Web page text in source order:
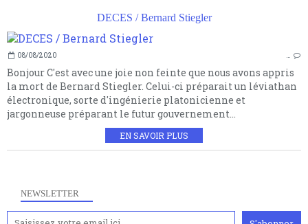
DECES / Bernard Stiegler
08/08/2020 …
Bonjour C'est avec une joie non feinte que nous avons appris
la mort de Bernard Stiegler. Celui-ci préparait un léviathan
électronique, sorte d'ingénierie platonicienne et
jargonneuse préparant le futur gouvernement...
EN SAVOIR PLUS
NEWSLETTER